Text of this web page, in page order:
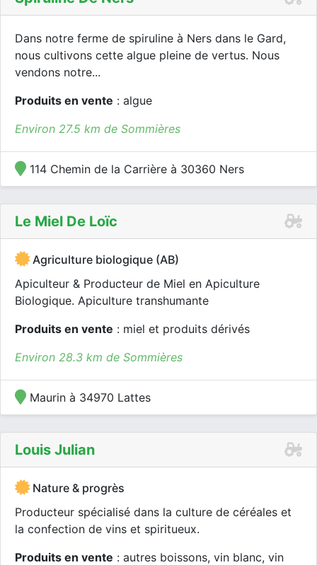
Dans notre ferme de spiruline à Ners dans le Gard,
nous cultivons cette algue pleine de vertus. Nous
vendons notre...
Produits en vente : algue
Environ 27.5 km de Sommières
114 Chemin de la Carrière à 30360 Ners
Le Miel De Loïc
Agriculture biologique (AB)
Apiculteur & Producteur de Miel en Apiculture
Biologique. Apiculture transhumante
Produits en vente : miel et produits dérivés
Environ 28.3 km de Sommières
Maurin à 34970 Lattes
Louis Julian
Nature & progrès
Producteur spécialisé dans la culture de céréales et
la confection de vins et spiritueux.
Produits en vente : autres boissons, vin blanc, vin